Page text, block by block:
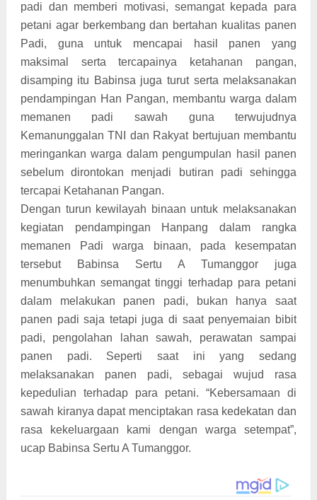
padi dan memberi motivasi, semangat kepada para
petani agar berkembang dan bertahan kualitas panen
Padi, guna untuk mencapai hasil panen yang
maksimal serta tercapainya ketahanan pangan,
disamping itu Babinsa juga turut serta melaksanakan
pendampingan Han Pangan, membantu warga dalam
memanen padi sawah guna terwujudnya
Kemanunggalan TNI dan Rakyat bertujuan membantu
meringankan warga dalam pengumpulan hasil panen
sebelum dirontokan menjadi butiran padi sehingga
tercapai Ketahanan Pangan.
Dengan turun kewilayah binaan untuk melaksanakan
kegiatan pendampingan Hanpang dalam rangka
memanen Padi warga binaan, pada kesempatan
tersebut Babinsa Sertu A Tumanggor juga
menumbuhkan semangat tinggi terhadap para petani
dalam melakukan panen padi, bukan hanya saat
panen padi saja tetapi juga di saat penyemaian bibit
padi, pengolahan lahan sawah, perawatan sampai
panen padi. Seperti saat ini yang sedang
melaksanakan panen padi, sebagai wujud rasa
kepedulian terhadap para petani. “Kebersamaan di
sawah kiranya dapat menciptakan rasa kedekatan dan
rasa kekeluargaan kami dengan warga setempat”,
ucap Babinsa Sertu A Tumanggor.